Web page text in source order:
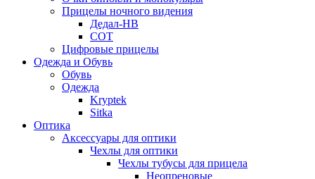
Прицелы ночного видения
Дедал-НВ
СОТ
Цифровые прицелы
Одежда и Обувь
Обувь
Одежда
Kryptek
Sitka
Оптика
Аксессуары для оптики
Чехлы для оптики
Чехлы тубусы для прицела
Неопреновые